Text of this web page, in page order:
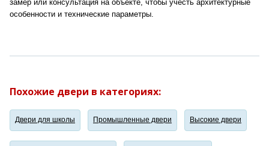
замер или консультация на объекте, чтобы учесть архитектурные
особенности и технические параметры.
Похожие двери в категориях:
Двери для школы Промышленные двери Высокие двери